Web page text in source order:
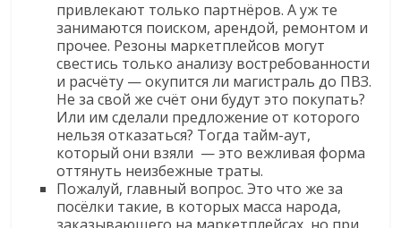
привлекают только партнёров. А уж те
занимаются поиском, арендой, ремонтом и
прочее. Резоны маркетплейсов могут
свестись только анализу востребованности
и расчёту — окупится ли магистраль до ПВЗ.
Не за свой же счёт они будут это покупать?
Или им сделали предложение от которого
нельзя отказаться? Тогда тайм-аут,
который они взяли — это вежливая форма
оттянуть неизбежные траты.
Пожалуй, главный вопрос. Это что же за
посёлки такие, в которых масса народа,